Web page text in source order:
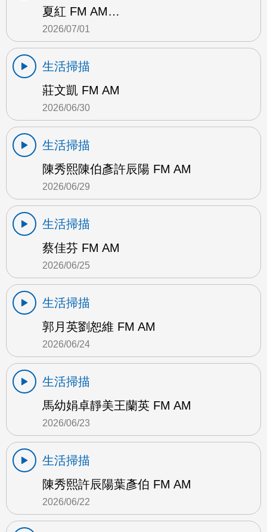
夏紅 FM AM…
2026/07/01
生活掃描
莊文凱 FM AM
2026/06/30
生活掃描
陳秀熙陳伯彥許辰陽 FM AM
2026/06/29
生活掃描
蔡佳芬 FM AM
2026/06/25
生活掃描
郭月英劉恕維 FM AM
2026/06/24
生活掃描
馬幼娟卓靜美王蘭英 FM AM
2026/06/23
生活掃描
陳秀熙許辰陽葉彥伯 FM AM
2026/06/22